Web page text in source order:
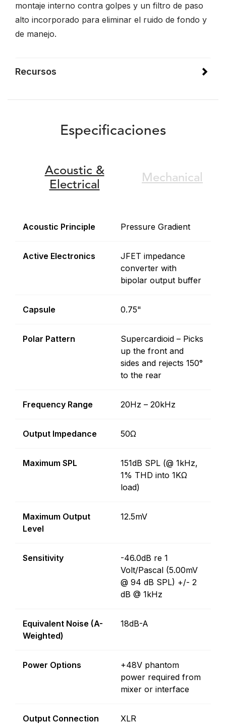
montaje interno contra golpes y un filtro de paso
alto incorporado para eliminar el ruido de fondo y
de manejo.
Recursos
Especificaciones
Acoustic &
Electrical
Mechanical
Acoustic Principle Pressure Gradient
Active Electronics
JFET impedance
converter with
bipolar output buffer
Capsule 0.75"
Polar Pattern
Supercardioid – Picks
up the front and
sides and rejects 150°
to the rear
Frequency Range 20Hz – 20kHz
Output Impedance 50Ω
Maximum SPL
151dB SPL (@ 1kHz,
1% THD into 1KΩ
load)
Maximum Output
Level
12.5mV
Sensitivity
-46.0dB re 1
Volt/Pascal (5.00mV
@ 94 dB SPL) +/- 2
dB @ 1kHz
Equivalent Noise (A-
Weighted)
18dB-A
Power Options
+48V phantom
power required from
mixer or interface
Output Connection XLR